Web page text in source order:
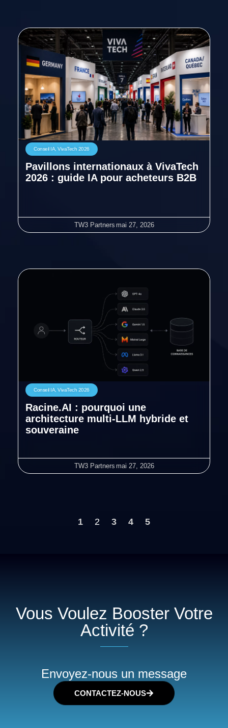
Conseil IA, VivaTech 2026
Pavillons internationaux à VivaTech
2026 : guide IA pour acheteurs B2B
TW3 Partners mai 27, 2026
Conseil IA, VivaTech 2026
Racine.AI : pourquoi une
architecture multi-LLM hybride et
souveraine
TW3 Partners mai 27, 2026
1 2 3 4 5
Vous Voulez Booster Votre
Activité ?
Envoyez-nous un message
CONTACTEZ-NOUS